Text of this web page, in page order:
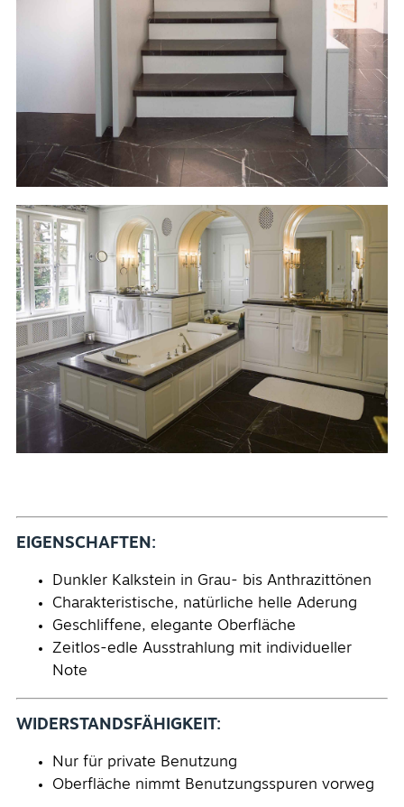
EIGENSCHAFTEN:
Dunkler Kalkstein in Grau- bis Anthrazittönen
Charakteristische, natürliche helle Aderung
Geschliffene, elegante Oberfläche
Zeitlos-edle Ausstrahlung mit individueller
Note
WIDERSTANDSFÄHIGKEIT:
Nur für private Benutzung
Oberfläche nimmt Benutzungsspuren vorweg